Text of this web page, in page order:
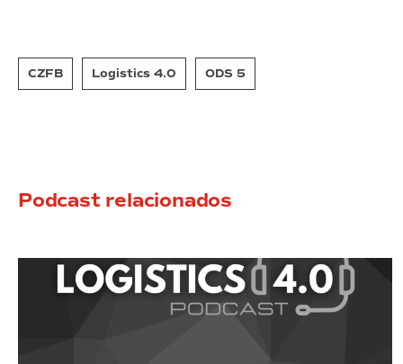
CZFB Logistics 4.0 ODS 5
Podcast relacionados